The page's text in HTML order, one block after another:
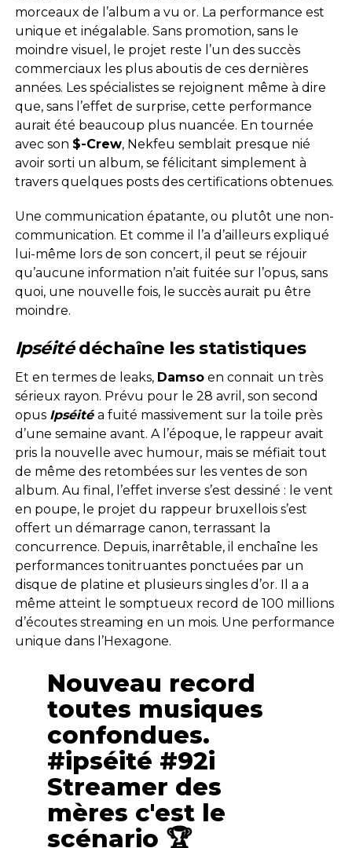
morceaux de l’album a vu or. La performance est
unique et inégalable. Sans promotion, sans le
moindre visuel, le projet reste l’un des succès
commerciaux les plus aboutis de ces dernières
années. Les spécialistes se rejoignent même à dire
que, sans l’effet de surprise, cette performance
aurait été beaucoup plus nuancée. En tournée
avec son $-Crew, Nekfeu semblait presque nié
avoir sorti un album, se félicitant simplement à
travers quelques posts des certifications obtenues.
Une communication épatante, ou plutôt une non-
communication. Et comme il l’a d’ailleurs expliqué
lui-même lors de son concert, il peut se réjouir
qu’aucune information n’ait fuitée sur l’opus, sans
quoi, une nouvelle fois, le succès aurait pu être
moindre.
Ipséitédéchaîne les statistiques
Et en termes de leaks, Damsoen connait un très
sérieux rayon. Prévu pour le 28 avril, son second
opus Ipséité a fuité massivement sur la toile près
d’une semaine avant. A l’époque, le rappeur avait
pris la nouvelle avec humour, mais se méfiait tout
de même des retombées sur les ventes de son
album. Au final, l’effet inverse s’est dessiné : le vent
en poupe, le projet du rappeur bruxellois s’est
offert un démarrage canon, terrassant la
concurrence. Depuis, inarrêtable, il enchaîne les
performances tonitruantes ponctuées par un
disque de platine et plusieurs singles d’or. Il a a
même atteint le somptueux record de 100 millions
d’écoutes streaming en un mois. Une performance
unique dans l’Hexagone.
Nouveau record
toutes musiques
confondues.
#ipséité #92i
Streamer des
mères c'est le
scénario 🏆